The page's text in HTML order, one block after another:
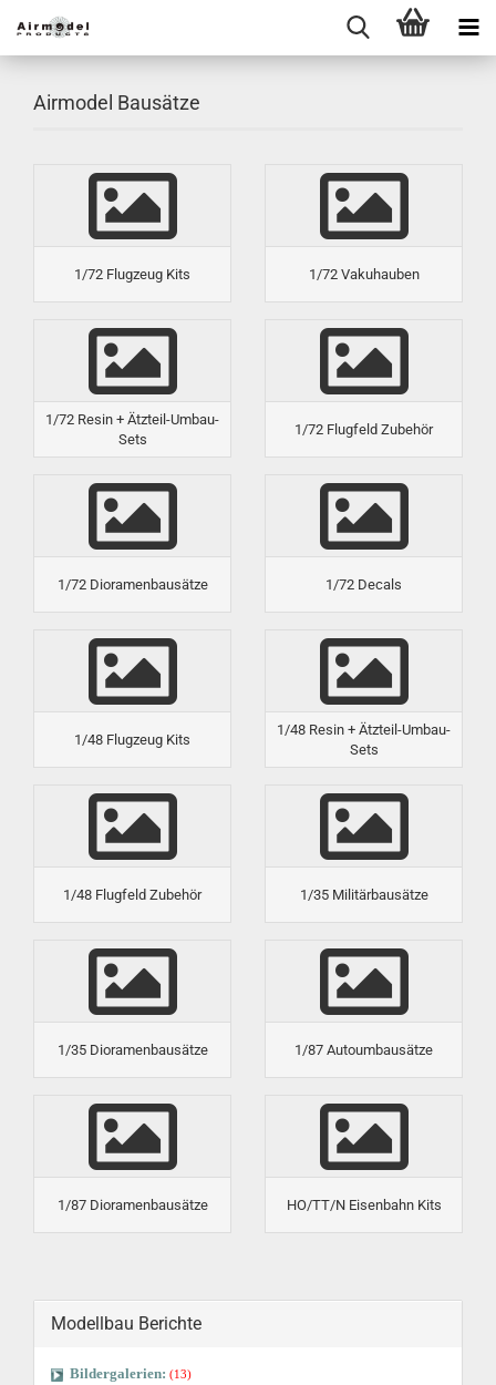
Airmodel Bausätze
1/72 Flugzeug Kits 1/72 Vakuhauben
1/72 Resin + Ätzteil-Umbau-
Sets
1/72 Flugfeld Zubehör
1/72 Dioramenbausätze 1/72 Decals
1/48 Flugzeug Kits
1/48 Resin + Ätzteil-Umbau-
Sets
1/48 Flugfeld Zubehör 1/35 Militärbausätze
1/35 Dioramenbausätze 1/87 Autoumbausätze
1/87 Dioramenbausätze HO/TT/N Eisenbahn Kits
Modellbau Berichte
Bildergalerien: (13)